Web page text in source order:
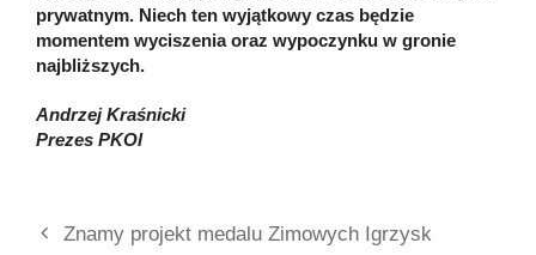
prywatnym. Niech ten wyjątkowy czas będzie
momentem wyciszenia oraz wypoczynku w gronie
najbliższych.
Andrzej Kraśnicki
Prezes PKOl
Znamy projekt medalu Zimowych Igrzysk